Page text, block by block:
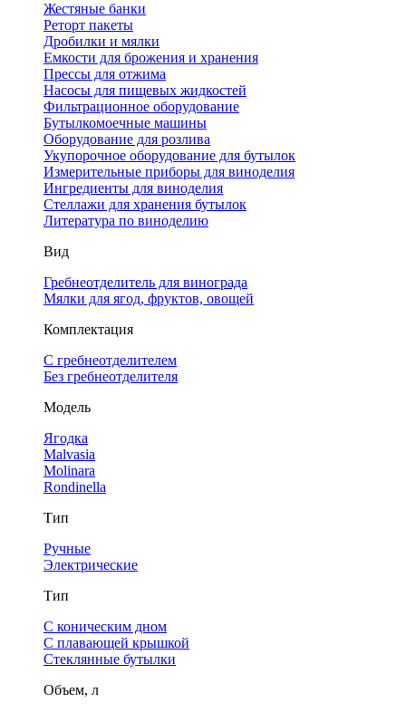
Жестяные банки
Реторт пакеты
Дробилки и мялки
Емкости для брожения и хранения
Прессы для отжима
Насосы для пищевых жидкостей
Фильтрационное оборудование
Бутылкомоечные машины
Оборудование для розлива
Укупорочное оборудование для бутылок
Измерительные приборы для виноделия
Ингредиенты для виноделия
Стеллажи для хранения бутылок
Литература по виноделию
Вид
Гребнеотделитель для винограда
Мялки для ягод, фруктов, овощей
Комплектация
С гребнеотделителем
Без гребнеотделителя
Модель
Ягодка
Malvasia
Molinara
Rondinella
Тип
Ручные
Электрические
Тип
С коническим дном
С плавающей крышкой
Стеклянные бутылки
Объем, л